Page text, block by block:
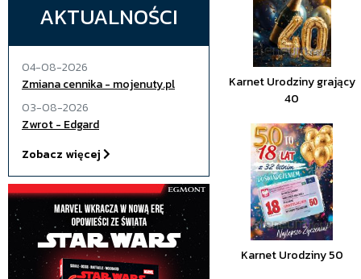
AKTUALNOŚCI
04-08-2026
Zmiana cennika - mojenuty.pl
03-08-2026
Zwrot - Edgard
Zobacz więcej
Karnet Urodziny grający
40
Karnet Urodziny 50